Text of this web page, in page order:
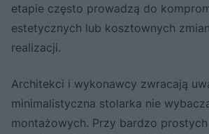
etapie często prowadzą do
estetycznych lub kosztownych
realizacji.
Architekci i wykonawcy zwracają
minimalistyczna stolarka nie
montażowych. Przy bardzo